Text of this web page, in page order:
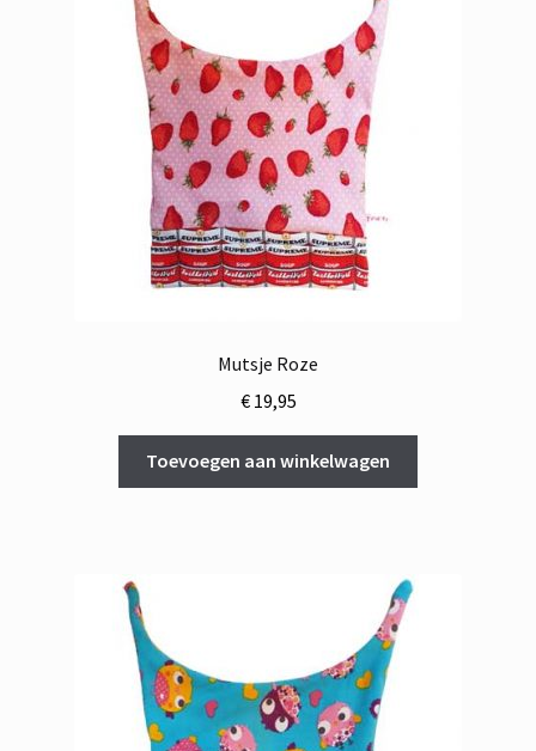
Mutsje Roze
€19,95
Toevoegen aan winkelwagen